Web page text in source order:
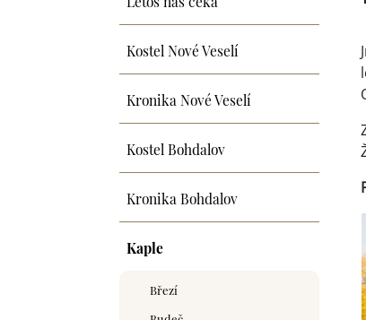
Kostel Nové Veselí
Kronika Nové Veselí
Kostel Bohdalov
Kronika Bohdalov
Kaple
Březí